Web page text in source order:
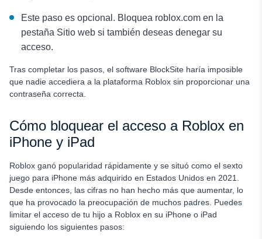
Este paso es opcional. Bloquea roblox.com en la
pestaña Sitio web si también deseas denegar su
acceso.
Tras completar los pasos, el software BlockSite haría imposible
que nadie accediera a la plataforma Roblox sin proporcionar una
contraseña correcta.
Cómo bloquear el acceso a Roblox en
iPhone y iPad
Roblox ganó popularidad rápidamente y se situó como el sexto
juego para iPhone más adquirido en Estados Unidos en 2021.
Desde entonces, las cifras no han hecho más que aumentar, lo
que ha provocado la preocupación de muchos padres. Puedes
limitar el acceso de tu hijo a Roblox en su iPhone o iPad
siguiendo los siguientes pasos: